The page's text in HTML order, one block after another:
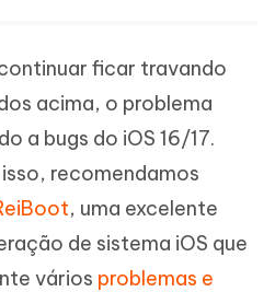
ficar travando
acima, o problema
a bugs do iOS 16/17.
recomendamos
, uma excelente
de sistema iOS que
vários problemas e